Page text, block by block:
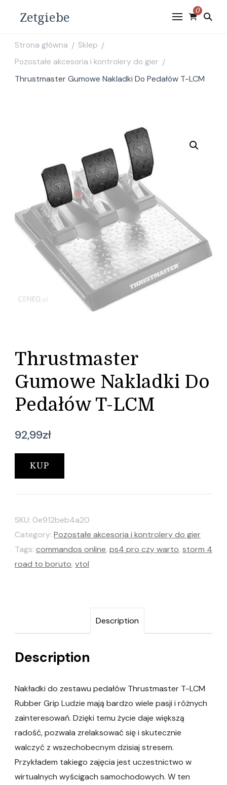
Zetgiebe 0
Strona główna / Sklep /
Pozostałe akcesoria i kontrolery do gier /
Thrustmaster Gumowe Nakladki Do Pedałów T-LCM
Thrustmaster
Gumowe Nakladki Do
Pedałów T-LCM
92,99zł
KUP
SKU: 0e912beb4a20
Category: Pozostałe akcesoria i kontrolery do gier
Tags: commandos online, ps4 pro czy warto, storm 4
road to boruto, vtol
Description
Description
Nakładki do zestawu pedałów Thrustmaster T-LCM
Rubber Grip Ludzie mają bardzo wiele pasji i różnych
zainteresowań. Dzięki temu życie daje większą
radość, pozwala zrelaksować się i skutecznie
walczyć z wszechobecnym dzisiaj stresem.
Przykładem takiego zajęcia jest uczestnictwo w
wirtualnych wyścigach samochodowych. W ten